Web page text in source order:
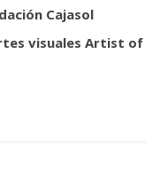
Cajasol
visuales Artist of